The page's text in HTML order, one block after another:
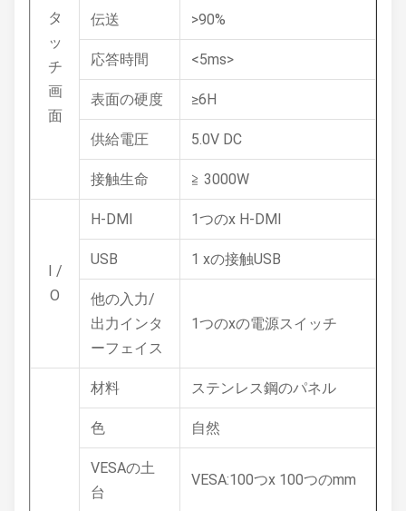
タ
ッ
チ
画
面
伝送 >90%
応答時間 <5ms>
表面の硬度 ≥6H
供給電圧 5.0V DC
接触生命 ≧ 3000W
I /
O
H-DMI 1つのx H-DMI
USB 1 xの接触USB
他の入力/
出力インタ
ーフェイス
1つのxの電源スイッチ
材料 ステンレス鋼のパネル
色 自然
VESAの土
台
VESA:100つx 100つのmm